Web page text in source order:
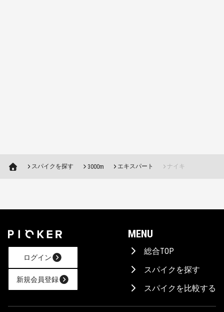
AIに相談！
スパイクを探す 3000m エキスパート ナイキ
ログイン
新規会員登録
MENU
総合TOP
スパイクを探す
スパイクを比較する